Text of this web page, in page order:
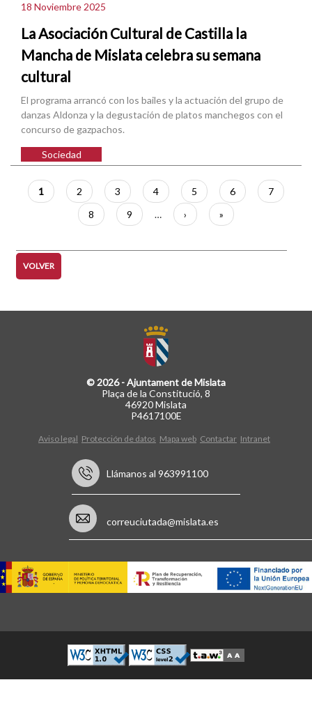
18 Noviembre 2025
La Asociación Cultural de Castilla la
Mancha de Mislata celebra su semana
cultural
El programa arrancó con los bailes y la actuación del grupo de
danzas Aldonza y la degustación de platos manchegos con el
concurso de gazpachos.
Sociedad
Paginación
Página
actual
1 Página
2 Página
3 Página
4 Página
5 Página
6 Página
7
Página
8 Página
9 …
Siguiente
página
›
Última
página
»
VOLVER
© 2026 - Ajuntament de Mislata
Plaça de la Constitució, 8
46920 Mislata
P4617100E
Aviso legal Protección de datos Mapa web Contactar Intranet
Llámanos al 963991100
correuciutada@mislata.es